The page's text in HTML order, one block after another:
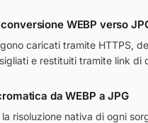
WEBP verso
caricati tramite HTTPS,
e restituiti tramite link di
da WEBP a JPG
risoluzione nativa di ogni